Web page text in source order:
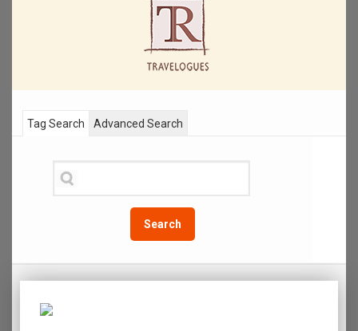
Tag Search
Search
Advanced Search